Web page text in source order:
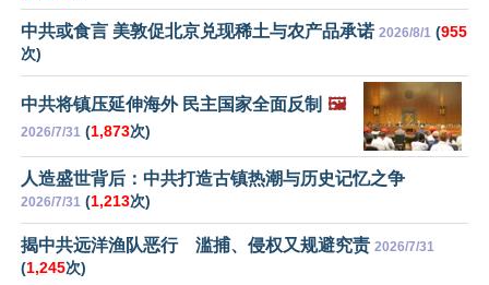
中共或食言 美敦促北京兑现稀土与农产品承诺 2026/8/1 (955
次)
中共将镇压延伸海外 民主国家全面反制 🖼️
2026/7/31 (1,873次)
人造盛世背后：中共打造古镇热潮与历史记忆之争
2026/7/31 (1,213次)
揭中共远洋渔队恶行 滥捕、侵权又规避究责 2026/7/31
(1,245次)